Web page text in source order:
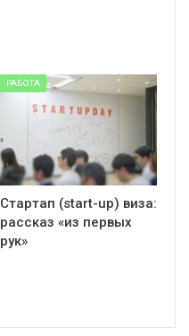
РАБОТА
Стартап (start-up) виза:
рассказ «из первых
рук»